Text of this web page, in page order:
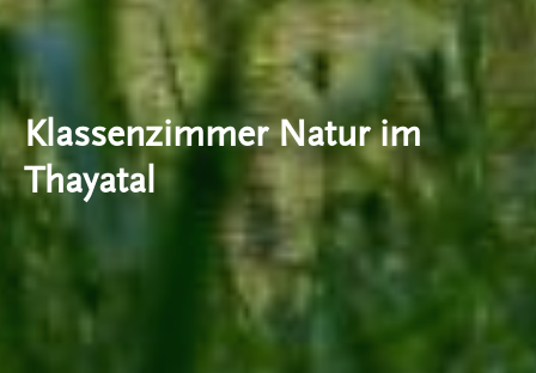
Klassenzimmer Natur im
Thayatal